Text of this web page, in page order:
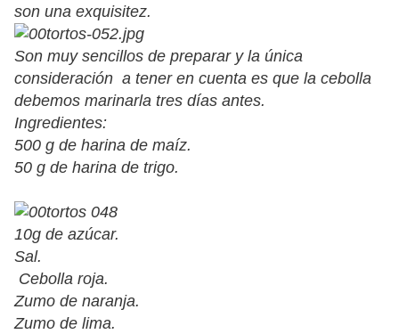
son una exquisitez.
Son muy sencillos de preparar y la única
consideración a tener en cuenta es que la cebolla
debemos marinarla tres días antes.
Ingredientes:
500 g de harina de maíz.
50 g de harina de trigo.
10g de azúcar.
Sal.
Cebolla roja.
Zumo de naranja.
Zumo de lima.